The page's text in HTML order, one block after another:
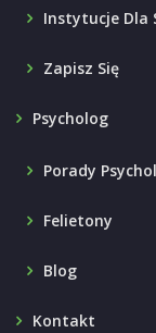
Instytucje Dla
Zapisz Się
Psycholog
Porady
Felietony
Blog
Kontakt